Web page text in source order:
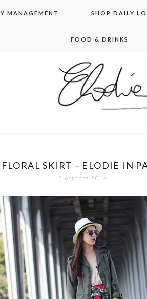
MANAGEMENT SHOP DAILY
FOOD & DRINKS
in
FLORAL SKIRT – ELODIE IN
3 octobre 2014